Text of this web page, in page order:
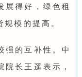
展得好，绿色租
模的提高。
强的互补性。中
长王遥表示，